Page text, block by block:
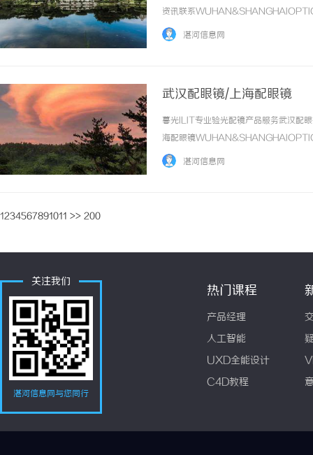
资讯联系
品牌，现于武汉与上海设有4家门店。
湛河信息网
武汉配眼镜/上海配眼镜
暮光ILIT专业验光配镜产品服务武汉配
海配眼镜
品牌，现于武汉与上海设有4家门店。
湛河信息网
1234567891011 >> 200
关注我们
湛河信息网与您同行
热门课程
产品经理
人工智能
UXD全能设计
C4D教程